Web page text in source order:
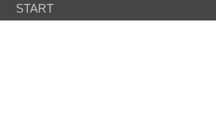
START